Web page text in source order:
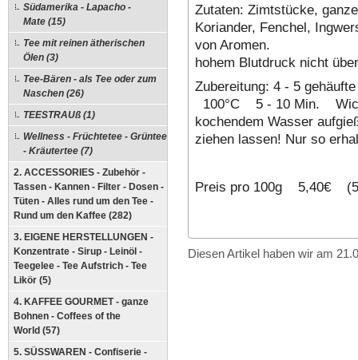
Südamerika - Lapacho -
Mate (15)
Tee mit reinen ätherischen
Ölen (3)
Tee-Bären - als Tee oder zum
Naschen (26)
TEESTRAUß (1)
Wellness - Früchtetee - Grüntee
- Kräutertee (7)
2. ACCESSORIES - Zubehör -
Tassen - Kannen - Filter - Dosen -
Tüten - Alles rund um den Tee -
Rund um den Kaffee (282)
3. EIGENE HERSTELLUNGEN -
Konzentrate - Sirup - Leinöl -
Teegelee - Tee Aufstrich - Tee
Likör (5)
4. KAFFEE GOURMET - ganze
Bohnen - Coffees of the
World (57)
5. SÜSSWAREN - Confiserie -
Zutaten: Zimtstücke,
Koriander, Fenchel,
von Aromen.
hohem Blutdruck nicht
Zubereitung: 4 - 5
100°C 5 - 10 Min.
kochendem Wasser
ziehen lassen! Nur so
Preis pro 100g 5,40€
Diesen Artikel haben wir am